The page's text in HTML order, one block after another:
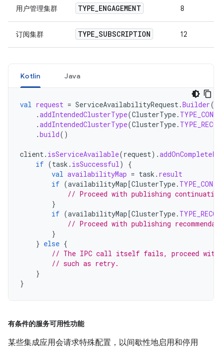
用户管理集群 TYPE_ENGAGEMENT 8
订阅集群 TYPE_SUBSCRIPTION 12
Kotlin Java
val request = ServiceAvailabilityRequest.Builder()
.addIntendedClusterType(ClusterType.
.addIntendedClusterType(ClusterType.
.build()
client. isServiceAvailable(request).
if (task . isSuccessful)
{
val availabilityMap = task . result
if (availabilityMap[ClusterType.
// Proceed with publishing
}
if (availabilityMap[ClusterType.
// Proceed with publishing
}
} else {
// The IPC call itself fails, proceed with
// such as retry.
}
}
有条件的服务可用性功能
某些集成应用会请求特殊配置，以间歇性地启用和停用